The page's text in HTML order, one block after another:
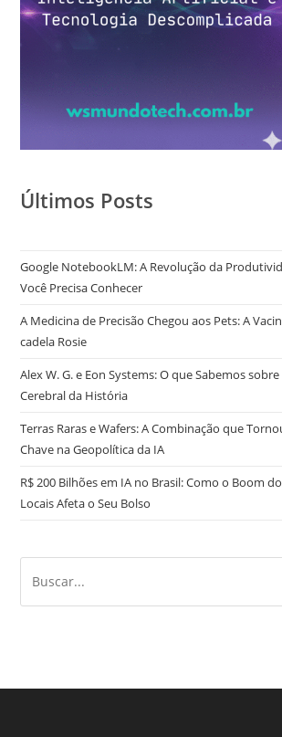
Últimos Posts
Google NotebookLM: A Revolução da
Você Precisa Conhecer
A Medicina de Precisão Chegou aos Pets: A
cadela Rosie
Alex W. G. e Eon Systems: O que Sabemos
Cerebral da História
Terras Raras e Wafers: A Combinação que
Chave na Geopolítica da IA
R$ 200 Bilhões em IA no Brasil: Como o Boom
Locais Afeta o Seu Bolso